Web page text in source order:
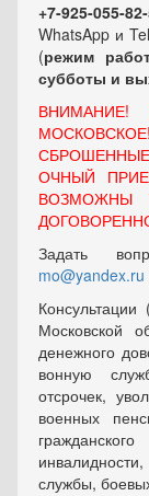
+7-925-055-
WhatsApp и
(режим
субботы и
ВНИМАНИЕ!
ОЧНЫЙ
ВОЗМОЖНЫ
Задать
mo@yandex.ru
Московской
денежного
вонную
отсрочек,
военных
службы,